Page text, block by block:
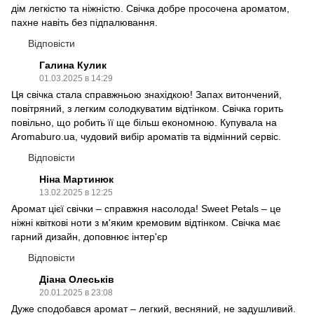
дім легкістю та ніжністю. Свічка добре просочена ароматом,
пахне навіть без підпалювання.
Відповісти
Галина Кулик
01.03.2025 в 14:29
Ця свічка стала справжньою знахідкою! Запах витончений,
повітряний, з легким солодкуватим відтінком. Свічка горить
повільно, що робить її ще більш економною. Купувала на
Aromaburo.ua, чудовий вибір ароматів та відмінний сервіс.
Відповісти
Ніна Мартинюк
13.02.2025 в 12:25
Аромат цієї свічки – справжня насолода! Sweet Petals – це
ніжні квіткові ноти з м'яким кремовим відтінком. Свічка має
гарний дизайн, доповнює інтер'єр
Відповісти
Діана Олеськів
20.01.2025 в 23:08
Дуже сподобався аромат – легкий, весняний, не задушливий.